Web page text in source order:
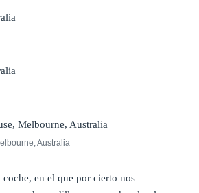
Australia
en el que por cierto nos